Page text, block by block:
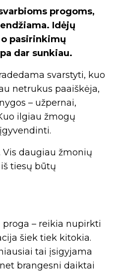
progoms,
Idėjų
pasirinkimų
dar sunkiau.
svarstyti, kuo
netrukus paaiškėja,
– užpernai,
ilgiau žmogų
daugiau žmonių
tiesų būtų
proga – reikia nupirkti
šiek tiek kitokia.
tai įsigyjama
brangesni daiktai